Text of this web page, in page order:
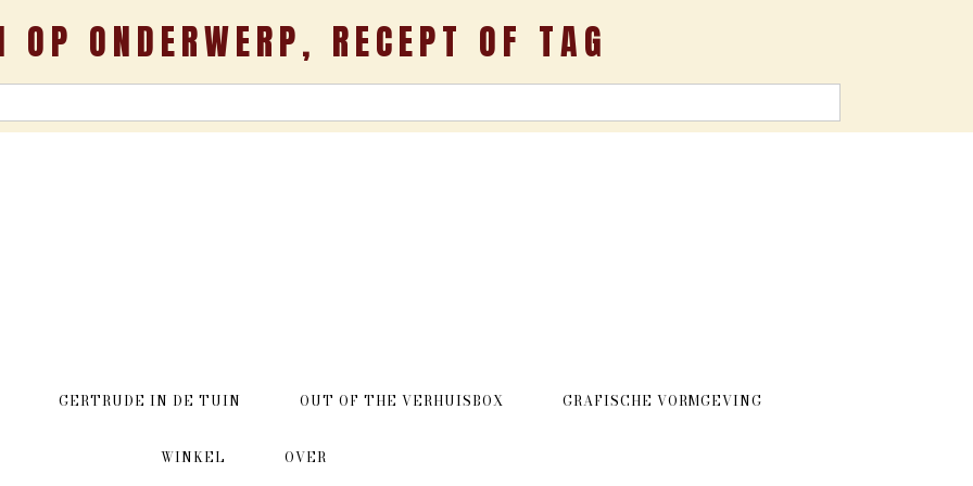
OP ONDERWERP, RECEPT OF TAG
GERTRUDE IN DE TUIN OUT OF THE VERHUISBOX GRAFISCHE VORMGEVING
WINKEL OVER